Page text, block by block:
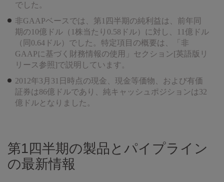
でした。
非GAAPベースでは、第1四半期の純利益は、前年同
期の10億ドル（1株当たり0.58ドル）に対し、11億ドル
（同0.64ドル）でした。特定項目の概要は、「非
GAAPに基づく財務情報の使用」セクション[英語版リ
リース参照]で説明しています。
2012年3月31日時点の現金、現金等価物、および有価
証券は86億ドルであり、純キャッシュポジションは32
億ドルとなりました。
第1四半期の製品とパイプライン
の最新情報